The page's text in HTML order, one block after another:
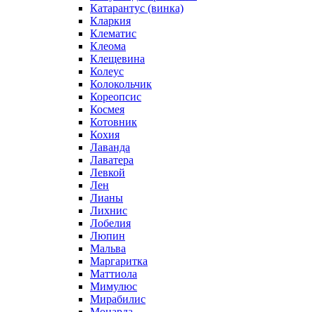
Катарантус (винка)
Кларкия
Клематис
Клеома
Клещевина
Колеус
Колокольчик
Кореопсис
Космея
Котовник
Кохия
Лаванда
Лаватера
Левкой
Лен
Лианы
Лихнис
Лобелия
Люпин
Мальва
Маргаритка
Маттиола
Мимулюс
Мирабилис